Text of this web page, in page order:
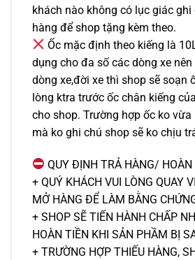
khách nào không có lục giác ghi
hàng để shop tặng kèm theo.
Ốc mặc định theo kiếng là
dụng cho đa số các dòng xe
dòng xe,đời xe thì shop sẽ soạn
lòng ktra trước ốc chân kiếng
cho shop. Trường hợp ốc ko vừa
mà ko ghi chú shop sẽ ko chịu
QUY ĐỊNH TRẢ HÀNG/ HOÀN
+ QUÝ KHÁCH VUI LÒNG QUAY
MỞ HÀNG ĐỂ LÀM BẰNG
+ SHOP SẼ TIẾN HÀNH CHẤP
HOÀN TIỀN KHI SẢN PHẦM BỊ
+ TRƯỜNG HỢP THIẾU HÀNG,